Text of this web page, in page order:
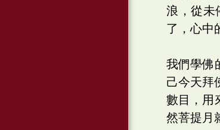
浪，從未
了，心中
我們學佛
己今天拜
數目，用
然菩提月